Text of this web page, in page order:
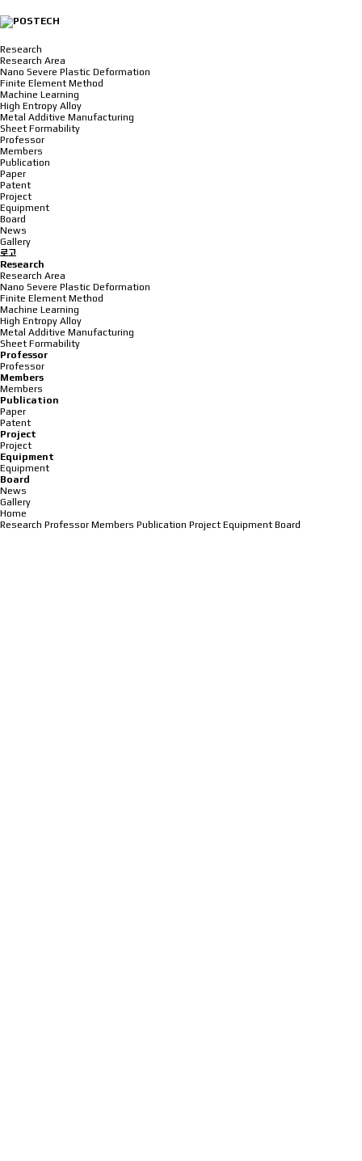
Research
Research Area
Nano Severe Plastic Deformation
Finite Element Method
Machine Learning
High Entropy Alloy
Metal Additive Manufacturing
Sheet Formability
Professor
Members
Publication
Paper
Patent
Project
Equipment
Board
News
Gallery
로고
Research
Research Area
Nano Severe Plastic Deformation
Finite Element Method
Machine Learning
High Entropy Alloy
Metal Additive Manufacturing
Sheet Formability
Professor
Professor
Members
Members
Publication
Paper
Patent
Project
Project
Equipment
Equipment
Board
News
Gallery
Home
Research Professor Members Publication Project Equipment Board